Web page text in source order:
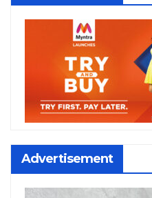
Advertisement